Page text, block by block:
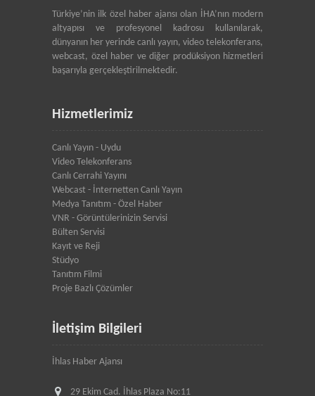
Türkiye’nin ilk özel haber ajansı olan İHA’nın modern
altyapısı ve profesyonel kadrosu kullanılarak,
dünyanın her yerinde canlı yayın, video telekonferans,
webcast, özel haber ve diğer prodüksiyon hizmetleri
başarıyla gerçekleştirilmektedir.
Hizmetlerimiz
Canlı Yayın - Uydu
Video Telekonferans
Canlı Cerrahi Yayını
Webcast - İnternetten Canlı Yayın
Medya Tanıtım - Özel Haber
VNR - Görüntülerinizin Servisi
Bülten Servisi
Kayıt ve Reji
Stüdyo
Tanıtım Filmi
Proje Bazlı Çözümler
İletişim Bilgileri
İhlas Haber Ajansı
29 Ekim Cad. İhlas Plaza No:11